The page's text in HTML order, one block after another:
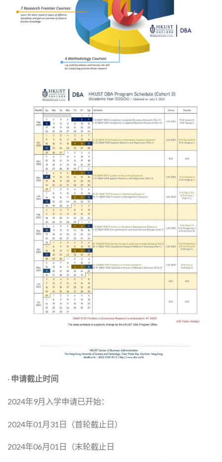
· 申请截止时间
2024年9月入学申请已开始：
2024年01月31日（首轮截止日）
2024年06月01日（末轮截止日